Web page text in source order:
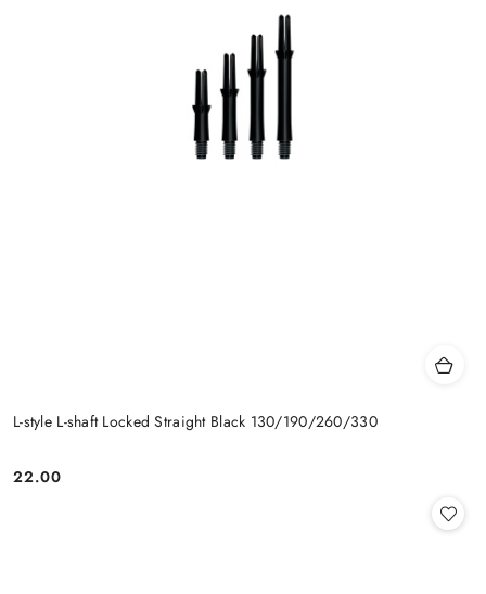
L-style L-shaft Locked Straight Black 130/190/260/330
Cena:
22.00